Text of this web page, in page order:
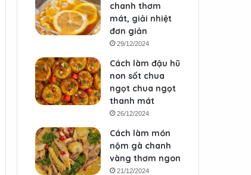
chanh thơm
mát, giải nhiệt
đơn giản
29/12/2024
Cách làm đậu hũ
non sốt chua
ngọt chua ngọt
thanh mát
26/12/2024
Cách làm món
nộm gà chanh
vàng thơm ngon
21/12/2024